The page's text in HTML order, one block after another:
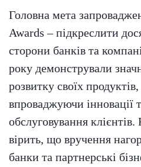
Головна мета
Awards – підкреслити
сторони банків та
року демонстрували
розвитку своїх продуктів,
впроваджуючи інновації
обслуговування
вірить, що вручення
банки та партнерські